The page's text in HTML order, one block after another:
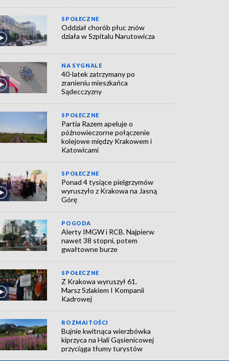
SPOŁECZNE
Oddział chorób płuc znów
działa w Szpitalu Narutowicza
NA SYGNALE
40-latek zatrzymany po
zranieniu mieszkańca
Sądecczyzny
SPOŁECZNE
Partia Razem apeluje o
późnowieczorne połączenie
kolejowe między Krakowem i
Katowicami
SPOŁECZNE
Ponad 4 tysiące pielgrzymów
wyruszyło z Krakowa na Jasną
Górę
POGODA
Alerty IMGW i RCB. Najpierw
nawet 38 stopni, potem
gwałtowne burze
SPOŁECZNE
Z Krakowa wyruszył 61.
Marsz Szlakiem I Kompanii
Kadrowej
ROZMAITOŚCI
Bujnie kwitnąca wierzbówka
kiprzyca na Hali Gąsienicowej
przyciąga tłumy turystów